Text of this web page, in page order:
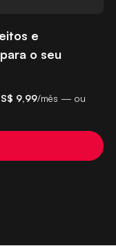
e
o seu
9,99/mês — ou